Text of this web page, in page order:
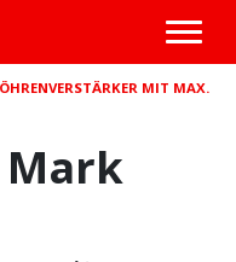
MIT MAX.
Mark